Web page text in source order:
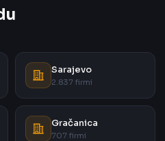
Sarajevo
2.837 firmi
Gračanica
707 firmi